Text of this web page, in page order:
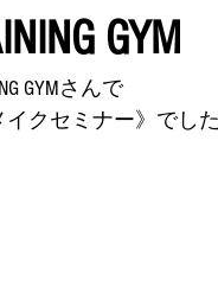
GYM
GYMさんで
イクセミナー》でした